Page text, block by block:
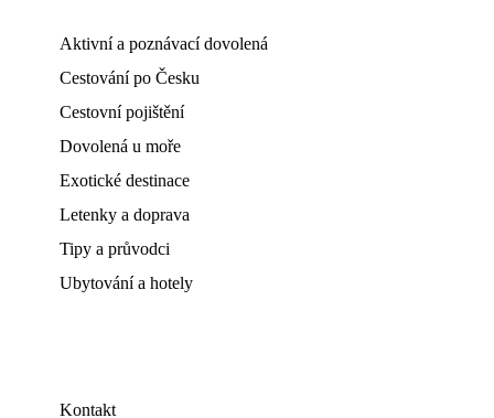
Aktivní a poznávací dovolená
Cestování po Česku
Cestovní pojištění
Dovolená u moře
Exotické destinace
Letenky a doprava
Tipy a průvodci
Ubytování a hotely
Kontakt